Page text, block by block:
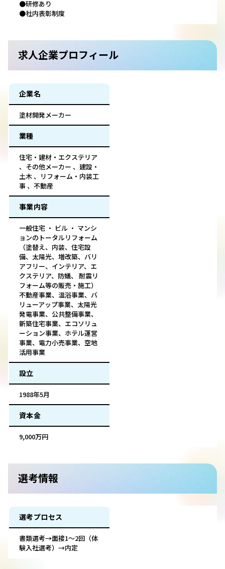
●研修あり
●社内表彰制度
求人企業プロフィール
企業名
塗材開発メーカー
業種
住宅・建材・エクステリア
、その他メーカー 、建設・
土木 、リフォーム・内装工
事 、不動産
事業内容
一般住宅 ・ ビル ・ マンシ
ョンのトータルリフォーム
（塗替え、内装、住宅設
備、太陽光、増改築、バリ
アフリー、インテリア、エ
クステリア、防蟻、 耐震リ
フォーム等の販売・施工）
不動産事業、温浴事業、バ
リューアップ事業、太陽光
発電事業、公共整備事業、
新築住宅事業、エコソリュ
ーション事業、ホテル運営
事業、電力小売事業、空地
活用事業
設立
1988年5月
資本金
9,000万円
選考情報
選考プロセス
書類選考→面接1～2回（体
験入社選考）→内定